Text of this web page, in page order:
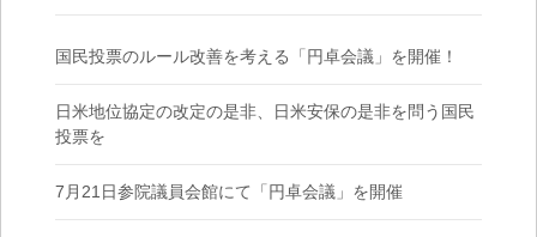
国民投票のルール改善を考える「円卓会議」を開催！
日米地位協定の改定の是非、日米安保の是非を問う国民
投票を
7月21日参院議員会館にて「円卓会議」を開催